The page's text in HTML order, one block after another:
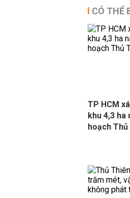
CÓ THỂ
TP HCM
khu 4,3 ha
hoạch